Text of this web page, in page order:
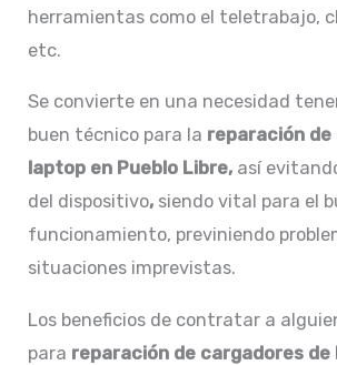
herramientas como el teletrabajo,
etc.
Se convierte en una necesidad
buen técnico para la reparación de
laptop en Pueblo Libre, así
del dispositivo, siendo vital para el
funcionamiento, previniendo
situaciones imprevistas.
Los beneficios de contratar a
para reparación de cargadores de